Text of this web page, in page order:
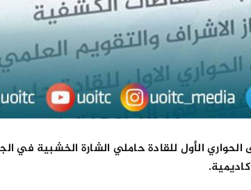
الأول للقادة حاملي الشارة الخشبية في